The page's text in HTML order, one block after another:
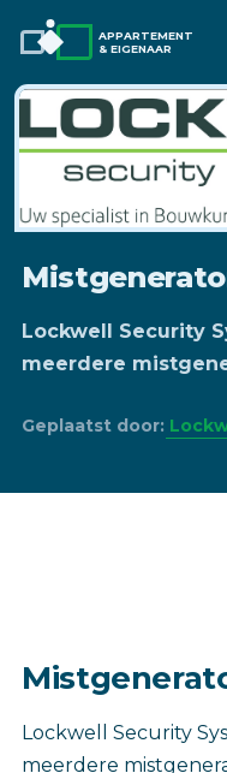
APPARTEMENT
& EIGENAAR
Lockwell Security
meerdere
Geplaatst door:
Lockwell Security
meerdere